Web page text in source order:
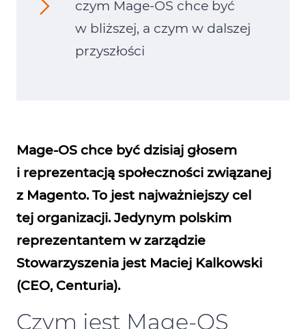
czym Mage‑OS chce być
w bliższej, a czym w dalszej
przyszłości
Mage‑OS chce być dzisiaj głosem
i reprezentacją społeczności związanej
z Magento. To jest najważniejszy cel
tej organizacji. Jedynym polskim
reprezentantem w zarządzie
Stowarzyszenia jest Maciej Kalkowski
(CEO, Centuria).
Czym jest Mage‑OS